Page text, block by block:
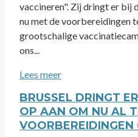
vaccineren". Zij dringt er bij
nu met de voorbereidingen
grootschalige
ons...
Lees meer
BRUSSEL DRINGT
OP AAN OM NU AL